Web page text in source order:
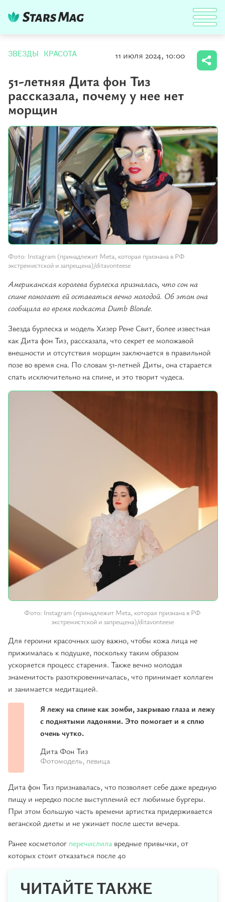
ЗВЕЗДЫ КРАСОТА 11 июля 2024, 10:00
51-летняя Дита фон Тиз
рассказала, почему у нее нет
морщин
Фото: Instagram (принадлежит Meta, которая признана в РФ
экстремистской и запрещена)/ditavonteese
Американская королева бурлеска призналась, что сон на
спине помогает ей оставаться вечно молодой. Об этом она
сообщила во время подкаста Dumb Blonde.
Звезда бурлеска и модель Хизер Рене Свит, более известная
как Дита фон Тиз, рассказала, что секрет ее моложавой
внешности и отсутствия морщин заключается в правильной
позе во время сна. По словам 51-летней Диты, она старается
спать исключительно на спине, и это творит чудеса.
Фото: Instagram (принадлежит Meta, которая признана в РФ
экстремистской и запрещена)/ditavonteese
Для героини красочных шоу важно, чтобы кожа лица не
прижималась к подушке, поскольку таким образом
ускоряется процесс старения. Также вечно молодая
знаменитость разоткровенничалась, что принимает коллаген
и занимается медитацией.
Я лежу на спине как зомби, закрываю глаза и лежу
с поднятыми ладонями. Это помогает и я сплю
очень чутко.
Дита Фон Тиз
Фотомодель, певица
Дита фон Тиз признавалась, что позволяет себе даже вредную
пищу и нередко после выступлений ест любимые бургеры.
При этом большую часть времени артистка придерживается
веганской диеты и не ужинает после шести вечера.
Ранее косметолог перечислила вредные привычки, от
которых стоит отказаться после 40
ЧИТАЙТЕ ТАКЖЕ